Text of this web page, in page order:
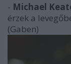
- Michael
érzek a
(Gaben)